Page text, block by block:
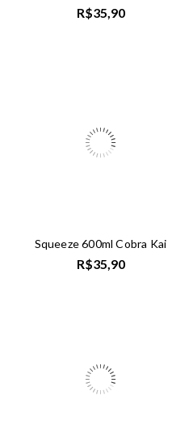
R$35,90
Squeeze 600ml Cobra Kai
R$35,90